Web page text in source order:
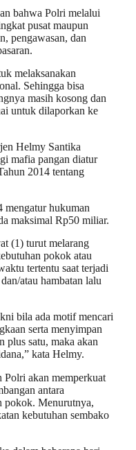
bahwa Polri melalui
pusat maupun
pengawasan, dan
melaksanakan
Sehingga bisa
masih kosong dan
untuk dilaporkan ke
Helmy Santika
mafia pangan diatur
2014 tentang
mengatur hukuman
maksimal Rp50 miliar.
(1) turut melarang
pokok atau
tertentu saat terjadi
atau hambatan lalu
bila ada motif mencari
serta menyimpan
plus satu, maka akan
kata Helmy.
Polri akan memperkuat
antara
pokok. Menurutnya,
kebutuhan sembako